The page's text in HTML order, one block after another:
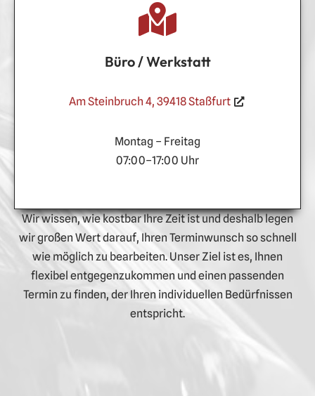
Büro / Werkstatt
Am Steinbruch 4, 39418 Staßfurt
Montag – Freitag
07:00–17:00 Uhr
Wir wissen, wie kostbar Ihre Zeit ist und deshalb legen
wir großen Wert darauf, Ihren Terminwunsch so schnell
wie möglich zu bearbeiten. Unser Ziel ist es, Ihnen
flexibel entgegenzukommen und einen passenden
Termin zu finden, der Ihren individuellen Bedürfnissen
entspricht.